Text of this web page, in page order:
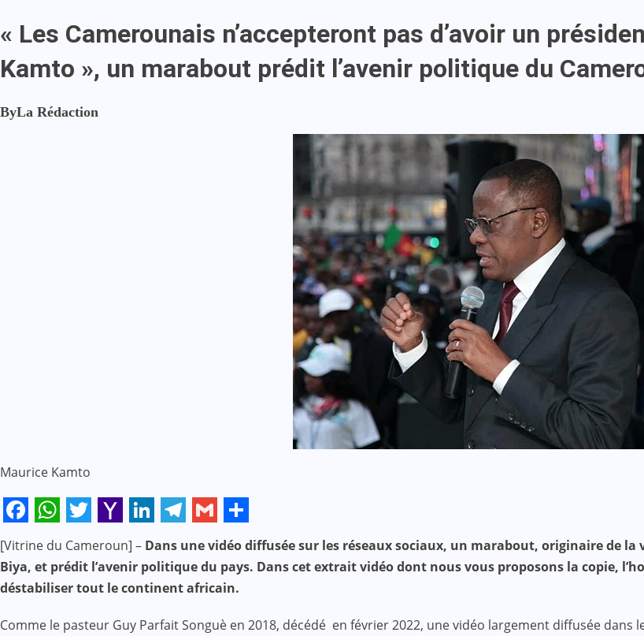
« Les Camerounais n’accepteront pas d’avoir un
Kamto », un marabout prédit l’avenir politique du
ByLa Rédaction
Maurice Kamto
Facebook
WhatsApp
Twitter
Yahoo
Mail
LinkedIn
Telegram
Gmail
Share
[Vitrine du Cameroun] – Dans une vidéo diffusée sur les réseaux sociaux, un marabout, originaire de
Biya, et prédit l’avenir politique du pays. Dans cet extrait vidéo dont nous vous proposons la copie,
déstabiliser tout le continent africain.
Comme le pasteur Guy Parfait Songuè en 2018, décédé en février 2022, une vidéo largement diffusée